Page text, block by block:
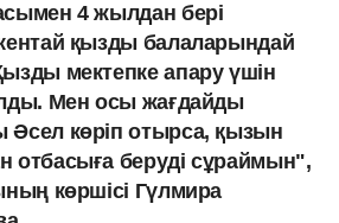
4 жылдан бері
қызды балаларындай
мектепке апару үшін
Мен осы жағдайды
Әсел көріп отырса, қызын
отбасыға беруді сұраймын",
көршісі Гүлмира